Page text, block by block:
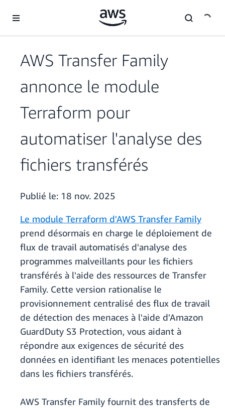
AWS Transfer Family
annonce le module
Terraform pour
automatiser l'analyse des
fichiers transférés
Publié le: 18 nov. 2025
Le module Terraform d'AWS Transfer Family
prend désormais en charge le déploiement de
flux de travail automatisés d'analyse des
programmes malveillants pour les fichiers
transférés à l'aide des ressources de Transfer
Family. Cette version rationalise le
provisionnement centralisé des flux de travail
de détection des menaces à l'aide d'Amazon
GuardDuty S3 Protection, vous aidant à
répondre aux exigences de sécurité des
données en identifiant les menaces potentielles
dans les fichiers transférés.
AWS Transfer Family fournit des transferts de